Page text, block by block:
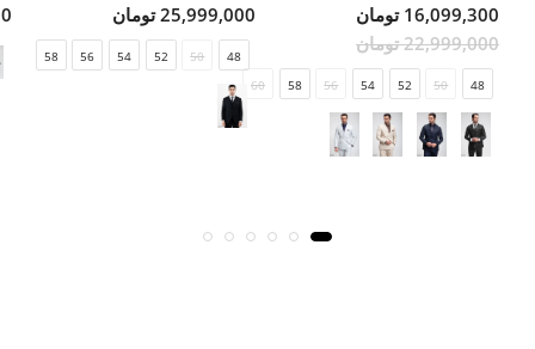
16,099,300 تومان
22,999,000 تومان
48
50
52
54
56
58
60
25,999,000 تومان
48
50
52
54
56
58